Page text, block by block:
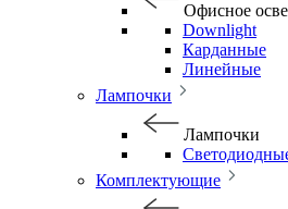
Офисное
Downlight
Карданные
Линейные
Лампочки
Лампочки
Комплектующие